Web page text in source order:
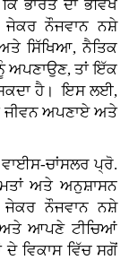
ਭਾਰਤ ਦਾ ਭਵਿੱਖ
ਜੇਕਰ ਨੌਜਵਾਨ ਨਸ਼ੇ
ਸਿੱਖਿਆ, ਨੈਤਿਕ
ਅਪਣਾਉਣ, ਤਾਂ ਇੱਕ
ਸਕਦਾ ਹੈ। ਇਸ ਲਈ,
ਜੀਵਨ ਅਪਣਾਏ ਅਤੇ
ਚਾਂਸਲਰ ਪ੍ਰੋ.
ਅਤੇ ਅਨੁਸ਼ਾਸਨ
ਨੌਜਵਾਨ ਨਸ਼ੇ
ਆਪਣੇ ਟੀਚਿਆਂ
ਵਿਕਾਸ ਵਿੱਚ ਸਗੋਂ